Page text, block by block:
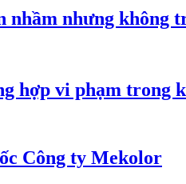
nhầm nhưng không
hợp vi phạm trong
Công ty Mekolor